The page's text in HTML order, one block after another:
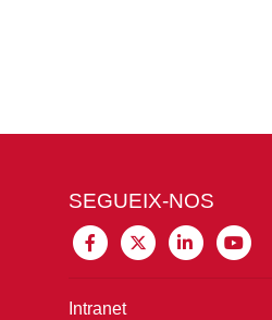
SEGUEIX-NOS
Intranet